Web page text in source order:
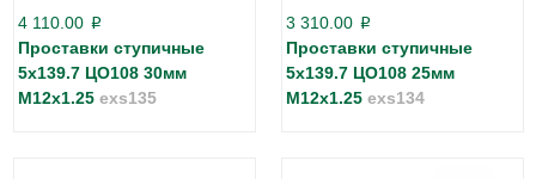
4 110.00 p
Проставки ступичные
5х139.7 ЦО108 30мм
М12х1.25 exs135
3 310.00 p
Проставки ступичные
5х139.7 ЦО108 25мм
М12х1.25 exs134